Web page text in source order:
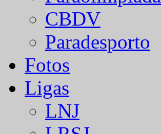
CBDV
Paradesporto
Fotos
Ligas
LNJ